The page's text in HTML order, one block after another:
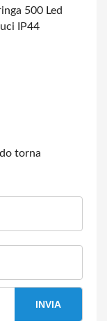
500 Led
IP44
torna
INVIA